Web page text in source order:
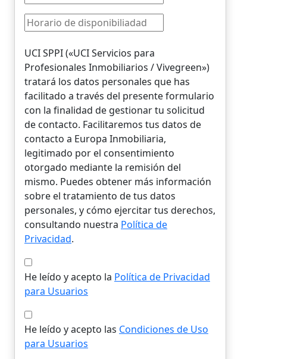
UCI SPPI («UCI Servicios para
Profesionales Inmobiliarios / Vivegreen»)
tratará los datos personales que has
facilitado a través del presente formulario
con la finalidad de gestionar tu solicitud
de contacto. Facilitaremos tus datos de
contacto a Europa Inmobiliaria,
legitimado por el consentimiento
otorgado mediante la remisión del
mismo. Puedes obtener más información
sobre el tratamiento de tus datos
personales, y cómo ejercitar tus derechos,
consultando nuestra Política de
Privacidad.
He leído y acepto la Política de Privacidad
para Usuarios
He leído y acepto las Condiciones de Uso
para Usuarios